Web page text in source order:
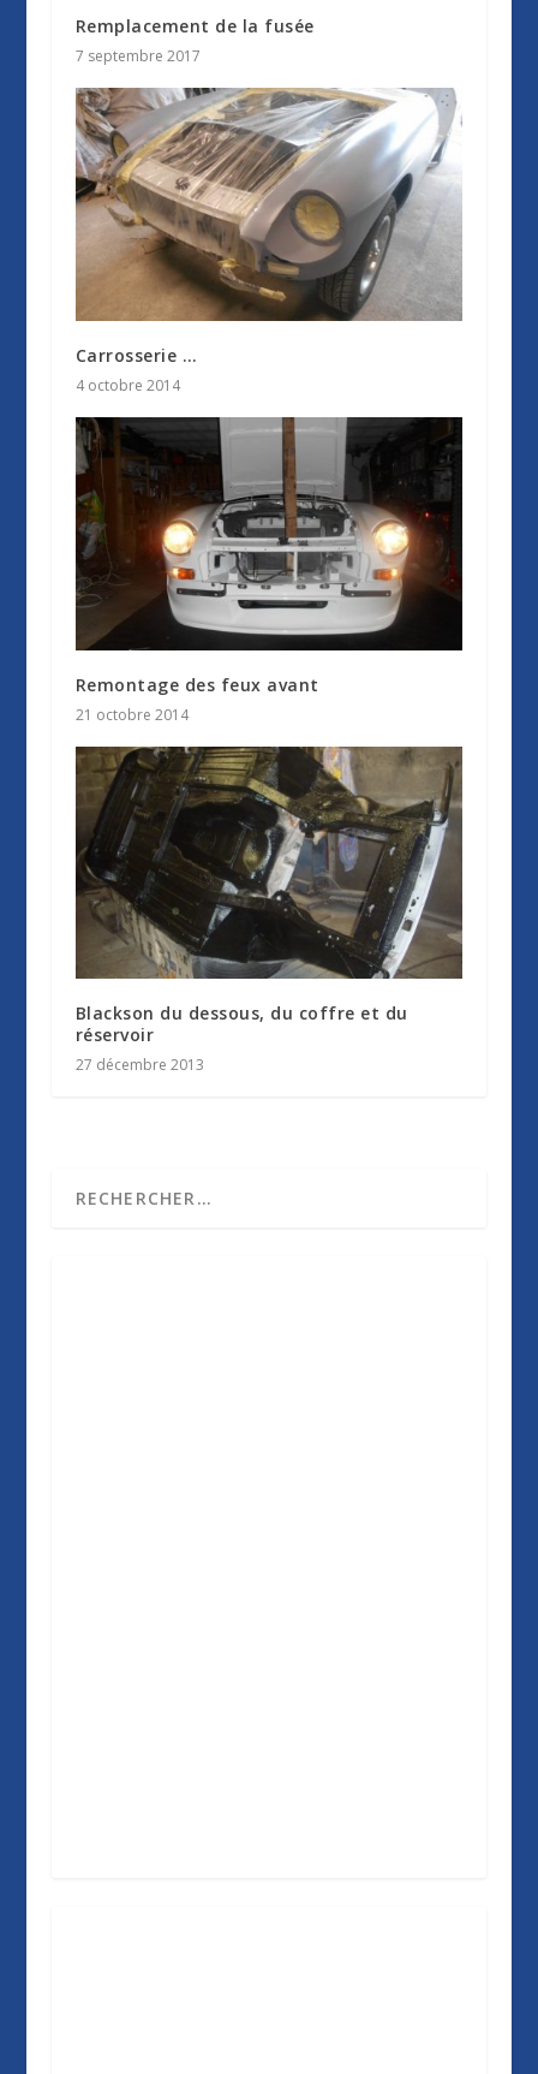
Remplacement de la fusée
7 septembre 2017
Carrosserie …
4 octobre 2014
Remontage des feux avant
21 octobre 2014
Blackson du dessous, du coffre et du
réservoir
27 décembre 2013